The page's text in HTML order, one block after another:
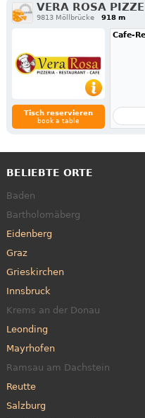
VERA ROSA
9813 Möllbrücke 918 m
Tisch reservieren
book a table
Cafe-
BELIEBTE ORTE
Baden
Bartholomäberg
Eidenberg
Graz
Grieskirchen
Innsbruck
Krems an der Donau
Leonding
Mayrhofen
Ramsau am Dachstein
Reutte
Salzburg